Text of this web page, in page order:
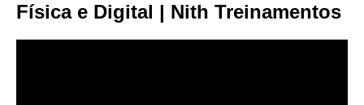
Física e Digital | Nith Treinamentos